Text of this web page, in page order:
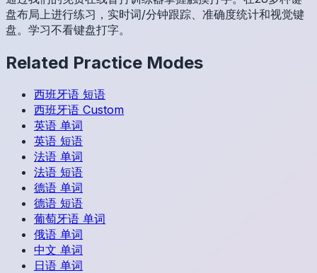
盘布局上进行练习，实时词/分钟跟踪、准确度统计和视觉键
盘。学习不看键盘打字。
Related Practice Modes
西班牙语 短语
西班牙语 Custom
英语 单词
英语 短语
法语 单词
法语 短语
德语 单词
德语 短语
葡萄牙语 单词
俄语 单词
中文 单词
日语 单词